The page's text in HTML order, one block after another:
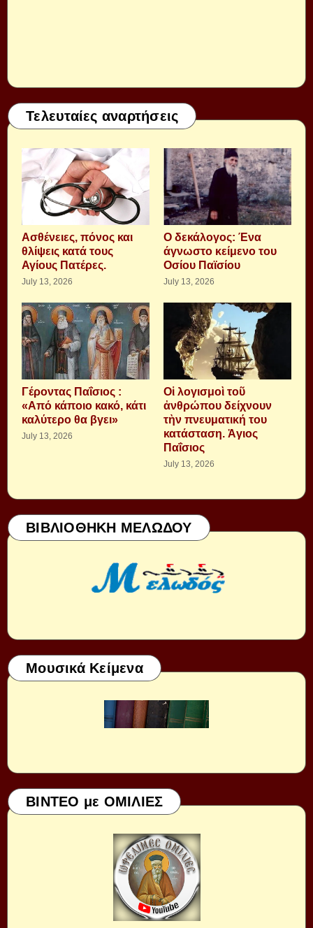
Τελευταίες αναρτήσεις
Aσθένειες, πόνος και
θλίψεις κατά τους
Αγίους Πατέρες.
July 13, 2026
Ο δεκάλογος: Ένα
άγνωστο κείμενο του
Οσίου Παϊσίου
July 13, 2026
Γέροντας Παΐσιος :
«Από κάποιο κακό, κάτι
καλύτερο θα βγει»
July 13, 2026
Οἱ λογισμοὶ τοῦ
ἀνθρώπου δείχνουν
τὴν πνευματική του
κατάσταση. Ἁγιος
Παΐσιος
July 13, 2026
ΒΙΒΛΙΟΘΗΚΗ ΜΕΛΩΔΟΥ
Μουσικά Κείμενα
ΒΙΝΤΕΟ με ΟΜΙΛΙΕΣ